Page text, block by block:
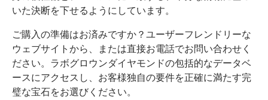
いた決断を下せるようにしています。
ご購入の準備はお済みですか？ユーザーフレンドリーな
ウェブサイトから、または直接お電話でお問い合わせく
ださい。ラボグロウンダイヤモンドの包括的なデータベ
ースにアクセスし、お客様独自の要件を正確に満たす完
璧な宝石をお選びください。